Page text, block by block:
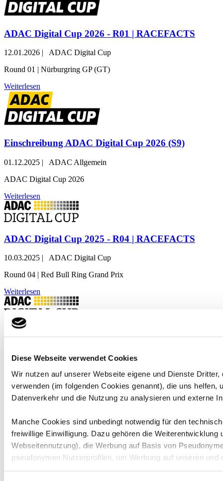
Diese Webseite verwendet Cookies
Wir nutzen auf unserer Webseite eigene und Dienste
verwenden (im folgenden Cookies genannt), die uns helfen,
Datenverkehr und die Nutzung zu analysieren und externe
Manche Cookies sind unbedingt notwendig für den
freiwillige Einwilligung. Dazu gehören die
Webseitennutzung), die Werbung auf Basis von
pseudonymen Nutzerprofilen, um Werbung auf unseren und
ADAC Digital Cup 2026 - R01 | RACEFACTS
12.01.2026 |
ADAC Digital Cup
Round 01 | Nürburgring GP (GT)
Weiterlesen
Einschreibung ADAC Digital Cup 2026 (S9)
01.12.2025 |
ADAC Allgemein
ADAC Digital Cup 2026
Weiterlesen
ADAC Digital Cup 2025 - R04 | RACEFACTS
10.03.2025 |
ADAC Digital Cup
Round 04 | Red Bull Ring Grand Prix
Weiterlesen
16.02.2025
ADAC Digital Cup
Round 03 | Autodromo Enzo e Dino Ferrari GP
Weiterlesen
ADAC Digital Cup 2025 - R02 | RACEFACTS
12.01.2025| ADAC Digital Cup